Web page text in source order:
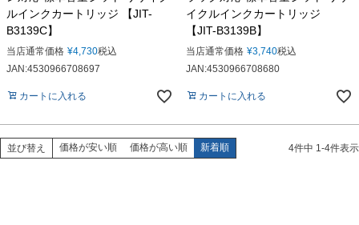
ルインクカートリッジ 【JIT-
B3139C】
当店通常価格 ¥4,730税込
JAN:4530966708697
カートに入れる
イクルインクカートリッジ
【JIT-B3139B】
当店通常価格 ¥3,740税込
JAN:4530966708680
カートに入れる
並び替え 価格が安い順 価格が高い順 新着順 4件中 1-4件表示